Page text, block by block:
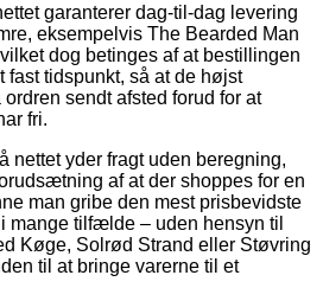
garanterer dag-til-dag levering
eksempelvis The Bearded Man
dog betinges af at bestillingen
fast tidspunkt, så at de højst
sendt afsted forud for at
fri.
nettet yder fragt uden beregning,
af at der shoppes for en
man gribe den mest prisbevidste
mange tilfælde – uden hensyn til
Køge, Solrød Strand eller Støvring
til at bringe varerne til et